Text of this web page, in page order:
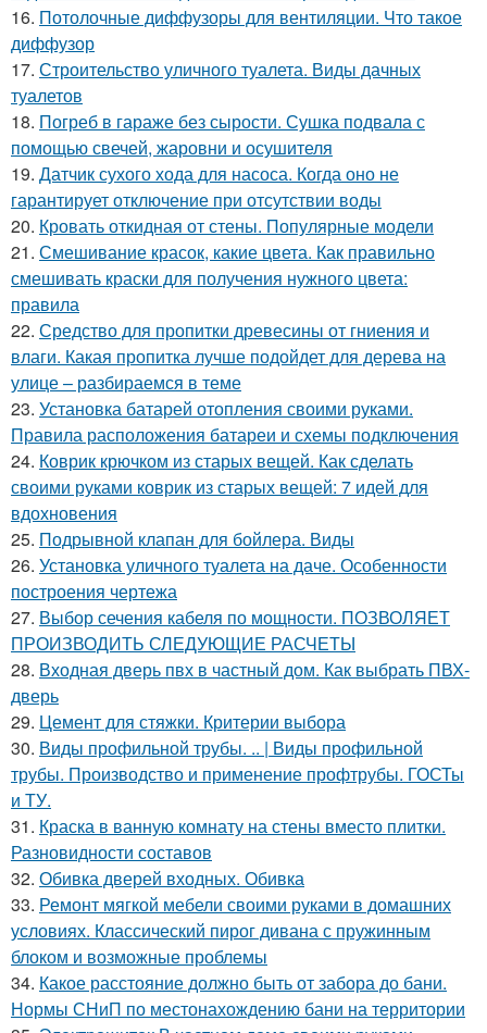
16. Потолочные диффузоры для вентиляции. Что такое
диффузор
17. Строительство уличного туалета. Виды дачных
туалетов
18. Погреб в гараже без сырости. Сушка подвала с
помощью свечей, жаровни и осушителя
19. Датчик сухого хода для насоса. Когда оно не
гарантирует отключение при отсутствии воды
20. Кровать откидная от стены. Популярные модели
21. Смешивание красок, какие цвета. Как правильно
смешивать краски для получения нужного цвета:
правила
22. Средство для пропитки древесины от гниения и
влаги. Какая пропитка лучше подойдет для дерева на
улице – разбираемся в теме
23. Установка батарей отопления своими руками.
Правила расположения батареи и схемы подключения
24. Коврик крючком из старых вещей. Как сделать
своими руками коврик из старых вещей: 7 идей для
вдохновения
25. Подрывной клапан для бойлера. Виды
26. Установка уличного туалета на даче. Особенности
построения чертежа
27. Выбор сечения кабеля по мощности. ПОЗВОЛЯЕТ
ПРОИЗВОДИТЬ СЛЕДУЮЩИЕ РАСЧЕТЫ
28. Входная дверь пвх в частный дом. Как выбрать ПВХ-
дверь
29. Цемент для стяжки. Критерии выбора
30. Виды профильной трубы. .. | Виды профильной
трубы. Производство и применение профтрубы. ГОСТы
и ТУ.
31. Краска в ванную комнату на стены вместо плитки.
Разновидности составов
32. Обивка дверей входных. Обивка
33. Ремонт мягкой мебели своими руками в домашних
условиях. Классический пирог дивана с пружинным
блоком и возможные проблемы
34. Какое расстояние должно быть от забора до бани.
Нормы СНиП по местонахождению бани на территории